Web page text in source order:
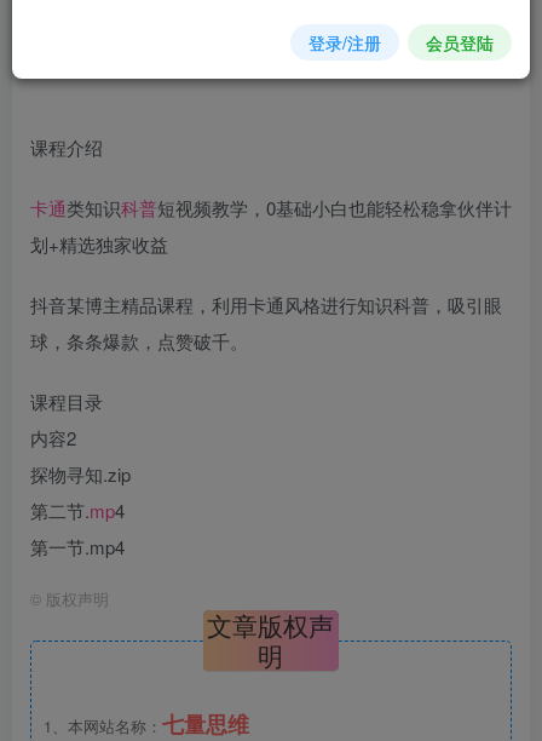
课程介绍
卡通类知识科普短视频教学，0基础小白也能轻松稳拿伙伴计
划+精选独家收益
抖音某博主精品课程，利用卡通风格进行知识科普，吸引眼
球，条条爆款，点赞破千。
课程目录
内容2
探物寻知.zip
第二节.mp4
第一节.mp4
© 版权声明
文章版权声
明
1、本网站名称： 七量思维
登录/注册 会员登陆